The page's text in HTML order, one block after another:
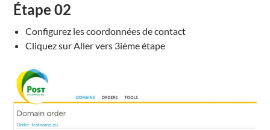
Étape 02
Configurez les coordonnées de contact
Cliquez sur Aller vers 3ième étape